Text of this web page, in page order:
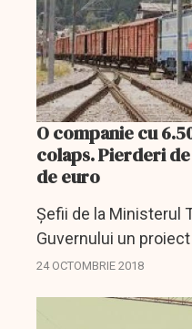
O companie cu
colaps. Pierderi
de euro
Șefii de la Ministerul
Guvernului un
care prevede
24 OCTOMBRIE 2018